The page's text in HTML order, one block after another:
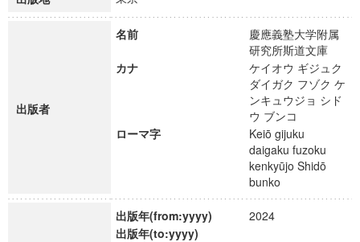
出版者
名前
慶應義塾大学附属
研究所斯道文庫
カナ
ケイオウ ギジュク
ダイガク フゾク ケ
ンキュウジョ シド
ウ ブンコ
ローマ字
Keiō gijuku
daigaku fuzoku
kenkyūjo Shidō
bunko
出版年(from:yyyy)
2024
出版年(to:yyyy)